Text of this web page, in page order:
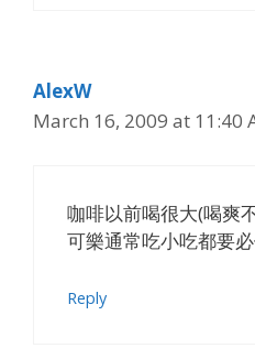
AlexW
March 16, 2009 at 11:40
咖啡以前喝很大(喝爽
可樂通常吃小吃都要
Reply